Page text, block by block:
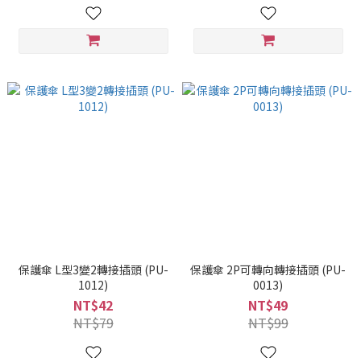
保護傘 L型3變2轉接插頭 (PU-
1012)
NT$42
NT$79
保護傘 2P可轉向轉接插頭 (PU-
0013)
NT$49
NT$99